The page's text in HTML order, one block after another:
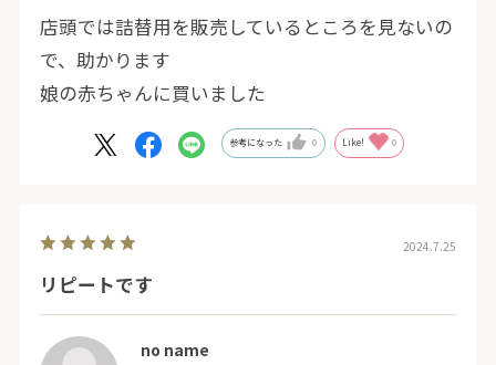
店頭では詰替用を販売しているところを見ないの
で、助かります
娘の赤ちゃんに買いました
参考になった 0 Like! 0
2024.7.25
リピートです
no name